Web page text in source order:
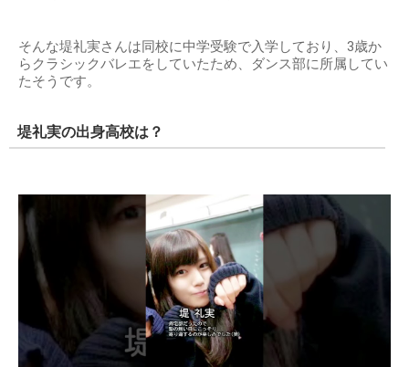
そんな堤礼実さんは同校に中学受験で入学しており、3歳か
らクラシックバレエをしていたため、ダンス部に所属してい
たそうです。
堤礼実の出身高校は？